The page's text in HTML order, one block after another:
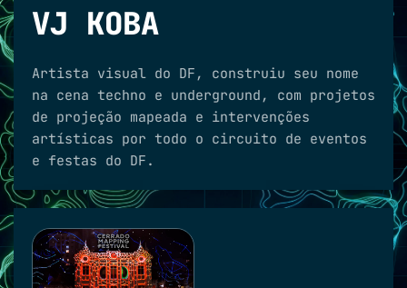
VJ KOBA
Artista visual do DF, construiu seu nome
na cena techno e underground, com projetos
de projeção mapeada e intervenções
artísticas por todo o circuito de eventos
e festas do DF.